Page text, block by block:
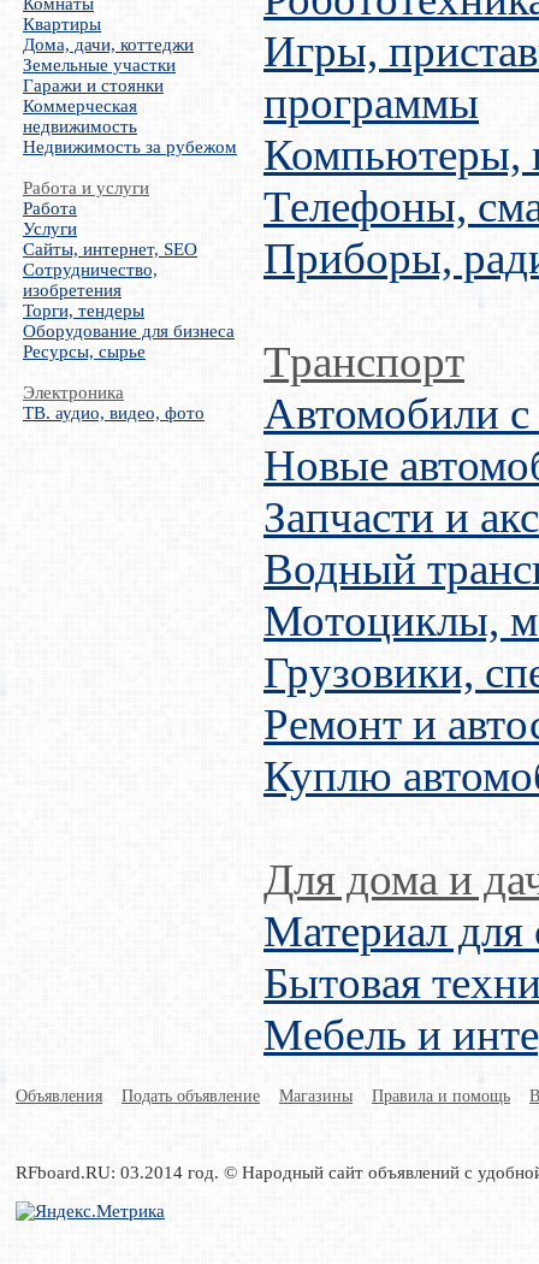
Квартиры
Дома, дачи, коттеджи
Земельные участки
Гаражи и стоянки
Коммерческая
недвижимость
Недвижимость за рубежом
Работа и услуги
Работа
Услуги
Сайты, интернет, SEO
Сотрудничество,
изобретения
Торги, тендеры
Оборудование для бизнеса
Ресурсы, сырье
Электроника
ТВ. аудио, видео, фото
Игры,
программы
Компьютеры,
Телефоны,
Приборы,
Транспорт
Автомобили с
Новые
Запчасти и
Водный
Мотоциклы,
Грузовики,
Ремонт и
Куплю
Для дома и
Материал для
Бытовая
Мебель и
Объявления Подать объявление Магазины Правила и помощь
RFboard.RU: 03.2014 год. © Народный сайт объявлений с